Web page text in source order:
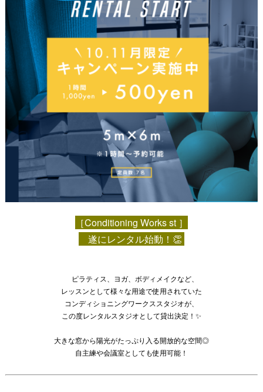
［Conditioning Works st ］
遂にレンタル始動！👏
ピラティス、ヨガ、ボディメイクなど、
レッスンとして様々な用途で使用されていた
コンディショニングワークススタジオが、
この度レンタルスタジオとして貸出決定！✨
大きな窓から陽光がたっぷり入る開放的な空間◎
自主練や会議室としても使用可能！